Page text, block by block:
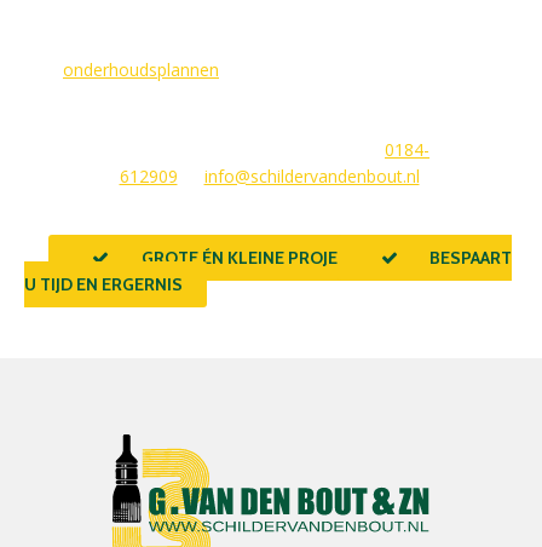
onderhoudsplannen
0184-
612909
info@schildervandenbout.nl
GROTE ÉN KLEINE PROJECTEN
BESPAART
U TIJD EN ERGERNIS